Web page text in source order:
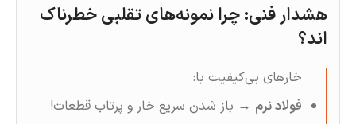
هشدار فنی: چرا نمونه‌های تقلبی خطرناک
اند؟
خارهای بی‌کیفیت با:
فولاد نرم → باز شدن سریع خار و پرتاب قطعات!